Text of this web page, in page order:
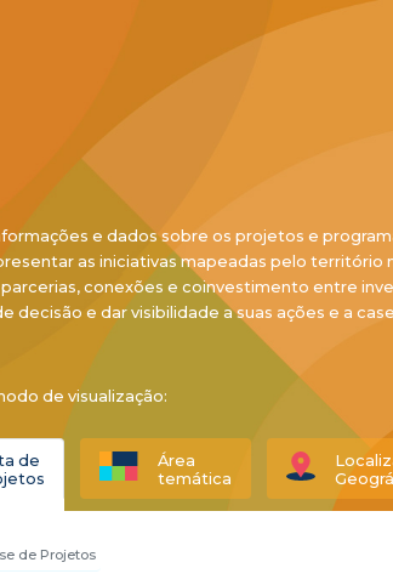
e dados sobre os projetos e
as iniciativas mapeadas pelo território
conexões e coinvestimento entre
decisão e dar visibilidade a suas ações e a
de visualização:
de
Área
temática
de Projetos